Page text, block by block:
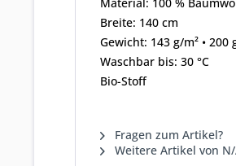
Breite: 140 cm
Gewicht: 143 g/m² • 200
Waschbar bis: 30 °C
Bio-Stoff
Fragen zum Artikel?
Weitere Artikel von